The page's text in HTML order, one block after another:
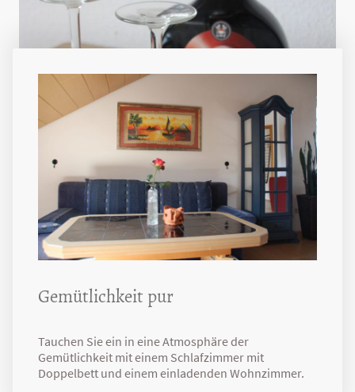
Gemütlichkeit pur
Tauchen Sie ein in eine Atmosphäre der
Gemütlichkeit mit einem Schlafzimmer mit
Doppelbett und einem einladenden Wohnzimmer.